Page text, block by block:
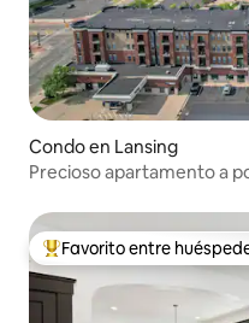
Condo en Lansing
Precioso apartamento a
Favorito entre huéspedes
Favorito entre